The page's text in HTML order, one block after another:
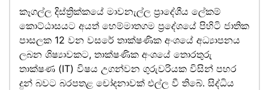
කෑගල්ල දිස්ත්‍රික්කයේ මාවනැල්ල ප්‍රාදේශීය ලේකම්
කොට්ඨාසයට අයත් හෙම්මාතගම ප්‍රදේශයේ පිහිටි ජාතික
පාසලක 12 වන වසරේ තාක්ෂණික අංශයේ අධ්‍යාපනය
ලබන ශිෂ්‍යාවකට, තාක්ෂණික අංශයේ තොරතුරු
තාක්ෂණ (IT) විෂය උගන්වන ගුරුවරියක විසින් පහර
දුන් බවට බරපතළ චෝදනාවක් එල්ල වී තිබේ. සිද්ධිය